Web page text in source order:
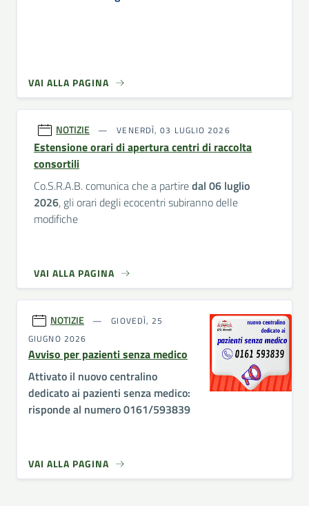
VAI ALLA PAGINA
NOTIZIE VENERDÌ, 03 LUGLIO 2026
Estensione orari di apertura centri di raccolta
consortili
Co.S.R.A.B. comunica che a partiredal 06 luglio
2026, gli orari degli ecocentri subiranno delle
modifiche
VAI ALLA PAGINA
NOTIZIE
GIOVEDÌ, 25
GIUGNO 2026
Avviso per pazienti senza medico
Attivato il nuovo centralino
dedicato ai pazienti senza medico:
risponde al numero 0161/593839
VAI ALLA PAGINA